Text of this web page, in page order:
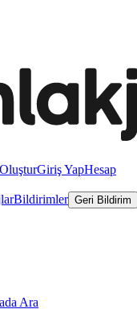
Giriş YapHesap
Bildirimler Geri Bildirim
Ara